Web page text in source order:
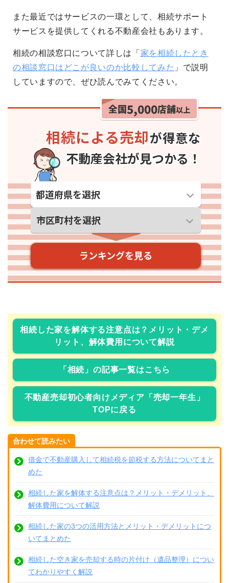
また最近ではサービスの一環として、相続サポート
サービスを提供してくれる不動産会社もあります。
相続の相談窓口について詳しは「 家を相続したとき
の相談窓口はどこが良いのか比較してみた 」で説明
していますので、ぜひ読んでみてください。
相続した家を解体する注意点は？メリット・デメ
リット、解体費用について解説
「相続」の記事一覧はこちら
不動産売却初心者向けメディア「売却一年生」
TOPに戻る
合わせて読みたい
借金で不動産購入して相続税を節税する方法についてまと
めた
相続した家を解体する注意点は？メリット・デメリット、
解体費用について解説
相続した家の3つの活用方法とメリット・デメリットにつ
いてまとめた
相続した空き家を売却する時の片付け（遺品整理）につい
てわかりやすく解説